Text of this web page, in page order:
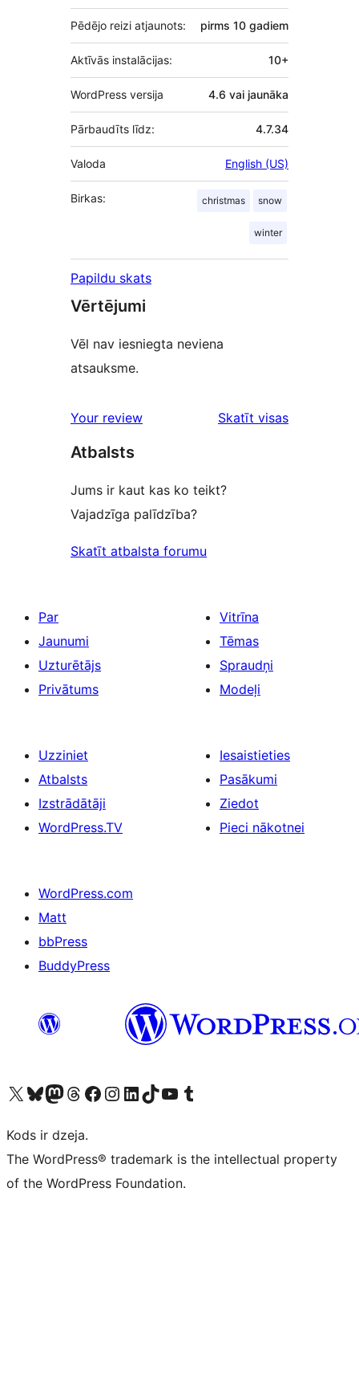
Pēdējo reizi atjaunots: pirms 10 gadiem
Aktīvās instalācijas: 10+
WordPress versija 4.6 vai jaunāka
Pārbaudīts līdz: 4.7.34
Valoda English (US)
Birkas: christmas snow
winter
Papildu skats
Vērtējumi
Vēl nav iesniegta neviena
atsauksme.
Your review
Skatīt visas
Atbalsts
Jums ir kaut kas ko teikt?
Vajadzīga palīdzība?
Skatīt atbalsta forumu
Par
Jaunumi
Uzturētājs
Privātums
Vitrīna
Tēmas
Spraudņi
Modeļi
Uzziniet
Atbalsts
Izstrādātāji
WordPress.TV
Iesaistieties
Pasākumi
Ziedot
Pieci nākotnei
WordPress.com
Matt
bbPress
BuddyPress
Apmeklējiet mūsu X (agrāk Twitter) kontu
Apmeklējiet mūsu Bluesky kontu
Apmeklējiet mūsu Mastodon kontu
Apmeklējiet mūsu Threads kontu
Apmeklējiet mūsu Facebook lapuApmeklējiet mūsu Instagram kontu
Apmeklējiet mūsu LinkedIn kontu
Apmeklējiet mūsu TikTok kontu
Apmeklējiet mūsu YouTube kanālu
Apmeklējiet mūsu Tumblr kontu
Kods ir dzeja.
The WordPress® trademark is the intellectual property
of the WordPress Foundation.